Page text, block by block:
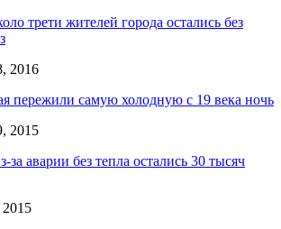
трети жителей города остались без
2016
пережили самую холодную с 19 века ночь
2015
за аварии без тепла остались 30 тысяч